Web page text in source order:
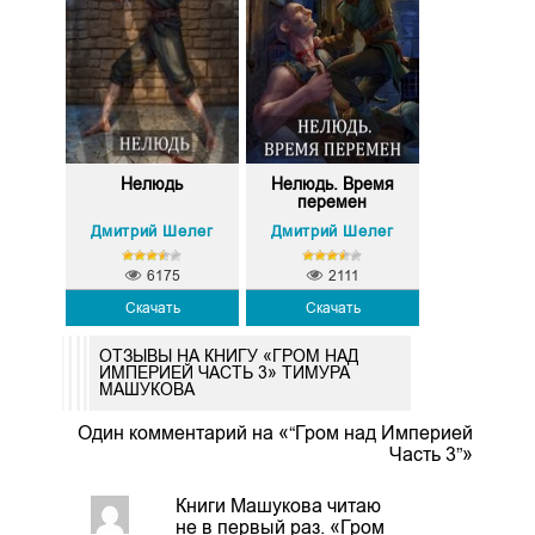
Нелюдь
Дмитрий Шелег
Скачать
6175
Нелюдь. Время
перемен
Дмитрий Шелег
Скачать
2111
ОТЗЫВЫ НА КНИГУ «ГРОМ НАД
ИМПЕРИЕЙ ЧАСТЬ 3» ТИМУРА
МАШУКОВА
Один комментарий на «“Гром над Империей
Часть 3”»
Книги Машукова читаю
не в первый раз. «Гром